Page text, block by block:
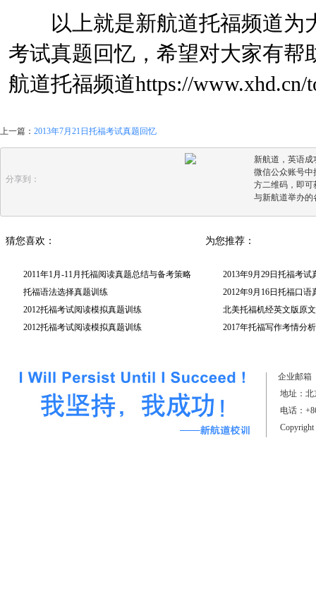
以上就是新航道托福频道为
考试真题回忆，希望对大家有帮
航道托福频道https://www.xhd.cn/
上一篇： 2013年7月21日托福考试真题回忆
分享到：
新航道，英语
微信公众账号中
方二维码，即可
与新航道举办的
猜您喜欢：
2011年1月-11月托福阅读真题总结与备考策略
托福语法选择真题训练
2012托福考试阅读模拟真题训练
2012托福考试阅读模拟真题训练
为您推荐：
2013年9月29日托福考试
2012年9月16日托福口语
北美托福机经英文版原
2017年托福写作考情分
企业邮箱
地址：北
电话：